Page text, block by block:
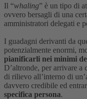
Il “whaling” è un tipo di
ovvero bersagli di una
amministratori delegati e
I guadagni derivanti da
potenzialmente enormi,
pianificarli nei minimi
D’altronde, per arrivare a
di rilievo all’interno di
davvero credibile ed
specifica persona.